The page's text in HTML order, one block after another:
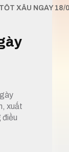
XẤU NGÀY 18/
xuất
điều